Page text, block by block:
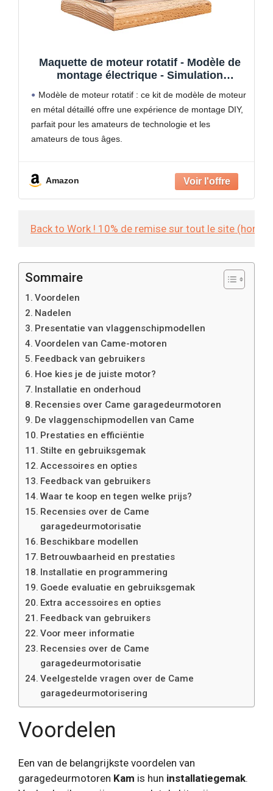
Maquette de moteur rotatif - Modèle de
montage électrique - Simulation
amateurs de technologie et l'utilisation
éducative
Modèle de moteur rotatif : ce kit de modèle de moteur
en métal détaillé offre une expérience de montage DIY,
parfait pour les amateurs de technologie et les
amateurs de tous âges.
Amazon
Back to Work ! 10% de remise sur tout le site (hors
Sommaire
Voordelen
Nadelen
Presentatie van vlaggenschipmodellen
Voordelen van Came-motoren
Feedback van gebruikers
Hoe kies je de juiste motor?
Installatie en onderhoud
Recensies over Came garagedeurmotoren
De vlaggenschipmodellen van Came
Prestaties en efficiëntie
Stilte en gebruiksgemak
Accessoires en opties
Feedback van gebruikers
Waar te koop en tegen welke prijs?
Recensies over de Came
garagedeurmotorisatie
Beschikbare modellen
Betrouwbaarheid en prestaties
Installatie en programmering
Goede evaluatie en gebruiksgemak
Extra accessoires en opties
Feedback van gebruikers
Voor meer informatie
Recensies over de Came
garagedeurmotorisatie
Veelgestelde vragen over de Came
garagedeurmotorisering
Voordelen
Een van de belangrijkste voordelen van
garagedeurmotoren Kam is hun installatiegemak.